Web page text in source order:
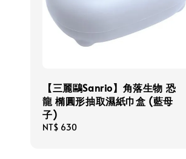
【三麗鷗Sanrio】角落生物 恐
龍 橢圓形抽取濕紙巾盒 (藍母
子)
Regular
NT$ 630